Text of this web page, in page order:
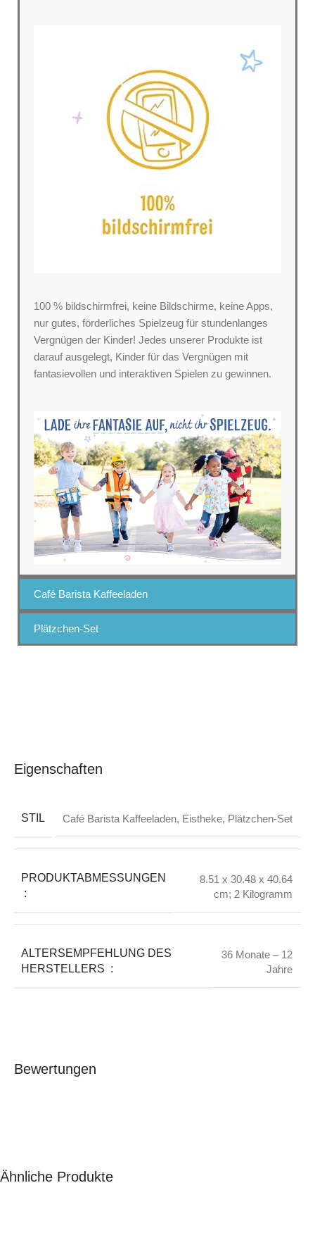
100 % bildschirmfrei, keine Bildschirme, keine Apps,
nur gutes, förderliches Spielzeug für stundenlanges
Vergnügen der Kinder! Jedes unserer Produkte ist
darauf ausgelegt, Kinder für das Vergnügen mit
fantasievollen und interaktiven Spielen zu gewinnen.
Café Barista Kaffeeladen
Plätzchen-Set
Eigenschaften
STIL Café Barista Kaffeeladen, Eistheke, Plätzchen-Set
PRODUKTABMESSUNGEN
‏ : ‎
8.51 x 30.48 x 40.64
cm; 2 Kilogramm
ALTERSEMPFEHLUNG DES
HERSTELLERS ‏ : ‎
36 Monate – 12
Jahre
Bewertungen
Ähnliche Produkte